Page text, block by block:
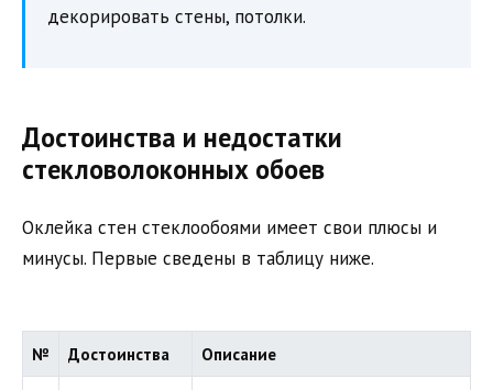
декорировать стены, потолки.
Достоинства и недостатки
стекловолоконных обоев
Оклейка стен стеклообоями имеет свои плюсы и
минусы. Первые сведены в таблицу ниже.
№ Достоинства Описание